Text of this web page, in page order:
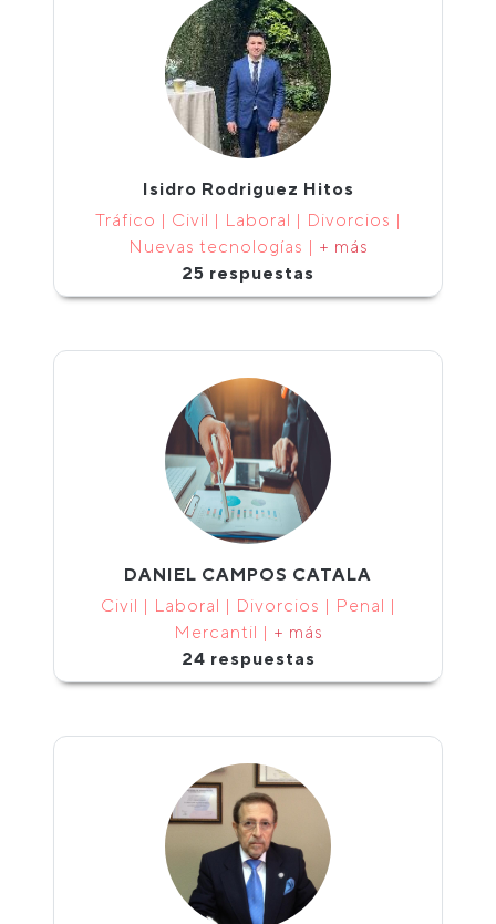
Isidro Rodriguez Hitos
Tráfico | Civil | Laboral | Divorcios |
Nuevas tecnologías | + más
25 respuestas
DANIEL CAMPOS CATALA
Civil | Laboral | Divorcios | Penal |
Mercantil | + más
24 respuestas